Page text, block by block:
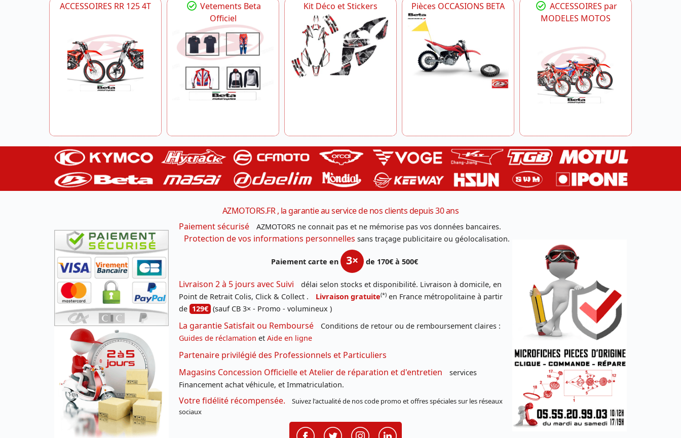
ACCESSOIRES RR 125 4T
Vetements Beta
Officiel
Kit Déco et Stickers Pièces OCCASIONS BETA
ACCESSOIRES par
MODELES MOTOS
AZMOTORS.FR , la garantie au service de nos clients depuis 30 ans
Paiement sécurisé
AZMOTORS ne connait pas et ne mémorise pas vos données bancaires.
Protection de vos informations personnelles sans traçage publicitaire ou géolocalisation.
Paiement carte en 3× de 170€ à 500€
Livraison 2 à 5 jours avec Suivi
délai selon stocks et disponibilité. Livraison à domicile, en
Point de Retrait Colis, Click & Collect .
Livraison gratuite(*) en France métropolitaine à partir
de 129€ (sauf CB 3× - Promo - volumineux )
La garantie Satisfait ou Remboursé
Conditions de retour ou de remboursement claires :
Guides de réclamation et Aide en ligne
Partenaire privilégié des Professionnels et Particuliers
Magasins Concession Officielle et Atelier de réparation et d'entretien
services
Financement achat véhicule, et Immatriculation.
Votre fidélité récompensée.
Suivez l'actualité de nos code promo et offres spéciales sur les réseaux
sociaux